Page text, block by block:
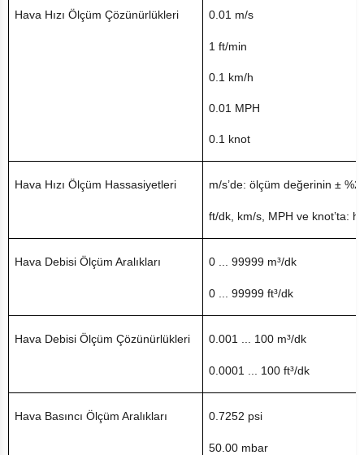
Hava Hızı Ölçüm Çözünürlükleri 0.01 m/s
1 ft/min
0.1 km/h
0.01 MPH
0.1 knot
Hava Hızı Ölçüm Hassasiyetleri m/s’de: ölçüm değerinin ±
ft/dk, km/s, MPH ve knot’ta:
Hava Debisi Ölçüm Aralıkları 0 ... 99999 m³/dk
0 ... 99999 ft³/dk
Hava Debisi Ölçüm Çözünürlükleri 0.001 ... 100 m³/dk
0.0001 ... 100 ft³/dk
Hava Basıncı Ölçüm Aralıkları 0.7252 psi
50.00 mbar